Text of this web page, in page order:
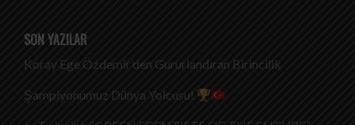
SON YAZILAR
Koray Ege Özdemir’den Gururlandıran Birincilik
Şampiyonumuz Dünya Yolcusu!